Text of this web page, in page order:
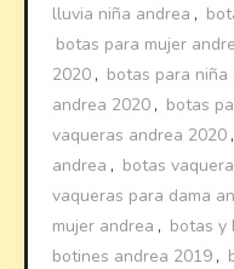
lluvia niña andrea ,
botas para mujer
2020 , botas para niña
andrea 2020 , botas
vaqueras andrea 2020 ,
andrea , botas
vaqueras para dama
mujer andrea , botas y
botines andrea 2019 ,